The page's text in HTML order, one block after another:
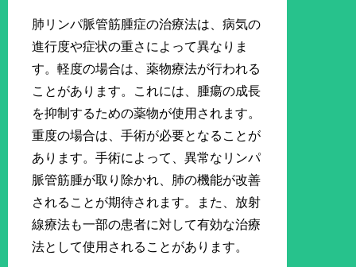
肺リンパ脈管筋腫症の治療法は、病気の
進行度や症状の重さによって異なりま
す。軽度の場合は、薬物療法が行われる
ことがあります。これには、腫瘍の成長
を抑制するための薬物が使用されます。
重度の場合は、手術が必要となることが
あります。手術によって、異常なリンパ
脈管筋腫が取り除かれ、肺の機能が改善
されることが期待されます。また、放射
線療法も一部の患者に対して有効な治療
法として使用されることがあります。